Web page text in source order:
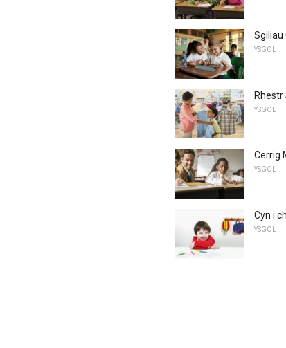
Sgiliau
YSGOL
Rhestr
YSGOL
Cerrig
YSGOL
Cyn i
YSGOL